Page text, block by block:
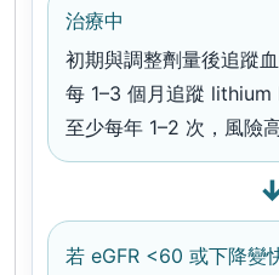
治療中
初期與調整劑量後追蹤
每 1–3 個月追蹤
至少每年 1–2 次，風險
若 eGFR <60 或下降變